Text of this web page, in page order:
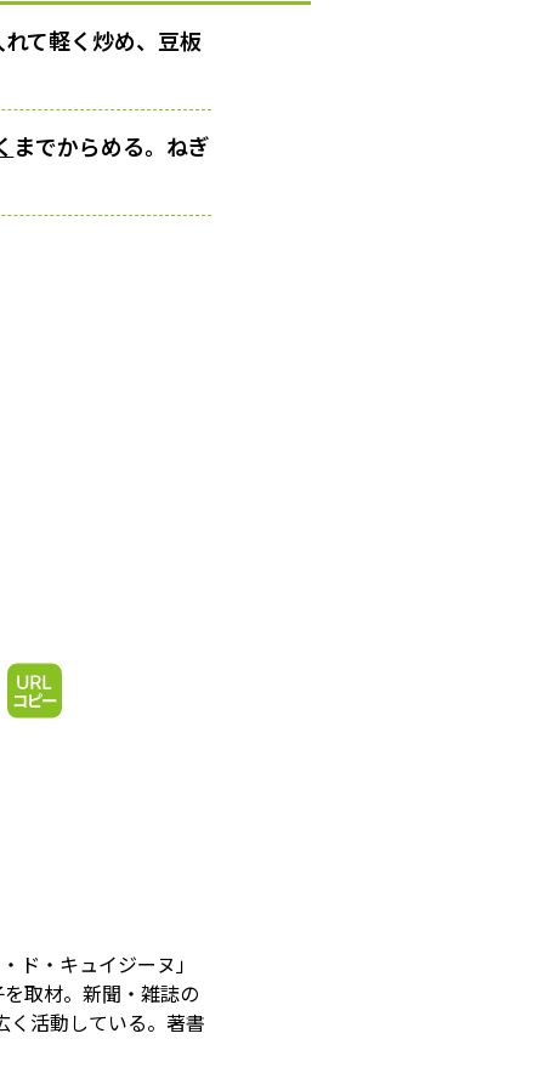
て軽く炒め、豆板
までからめる。ねぎ
ド・キュイジーヌ」
取材。新聞・雑誌の
く活動している。著書